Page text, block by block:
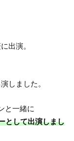
出演。
しました。
と一緒に
として出演しまし